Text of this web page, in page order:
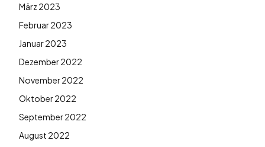
März 2023
Februar 2023
Januar 2023
Dezember 2022
November 2022
Oktober 2022
September 2022
August 2022